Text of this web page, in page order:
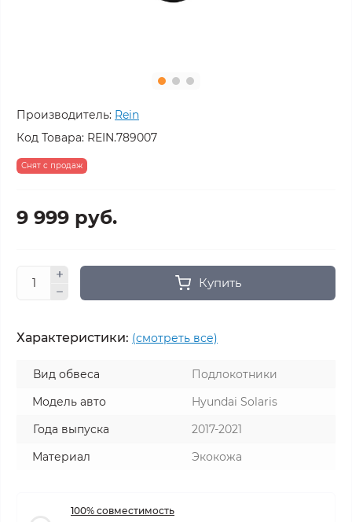
Производитель: Rein
Код Товара: REIN.789007
Снят с продаж
9 999 руб.
Купить
Характеристики: (смотреть все)
Вид обвеса
Подлокотники
Модель авто
Hyundai Solaris
Года выпуска
2017-2021
Материал
Экокожа
100% совместимость